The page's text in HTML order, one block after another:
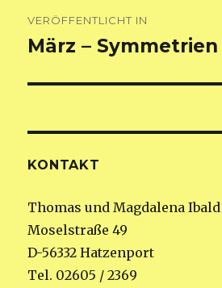
VERÖFFENTLICHT IN
März – Symmetrien
KONTAKT
Thomas und Magdalena Ibald
Moselstraße 49
D-56332 Hatzenport
Tel. 02605 / 2369